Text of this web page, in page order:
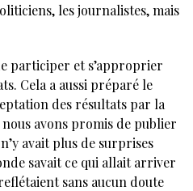
les journalistes, mais
participer et s’approprier
Cela a aussi préparé le
des résultats par la
avons promis de publier
avait plus de surprises
savait ce qui allait arriver
sans aucun doute